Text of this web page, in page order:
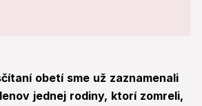
obetí sme už zaznamenali
jednej rodiny, ktorí zomreli,